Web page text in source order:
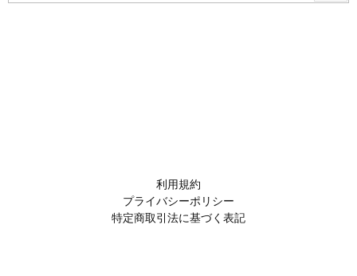
利用規約
プライバシーポリシー
特定商取引法に基づく表記